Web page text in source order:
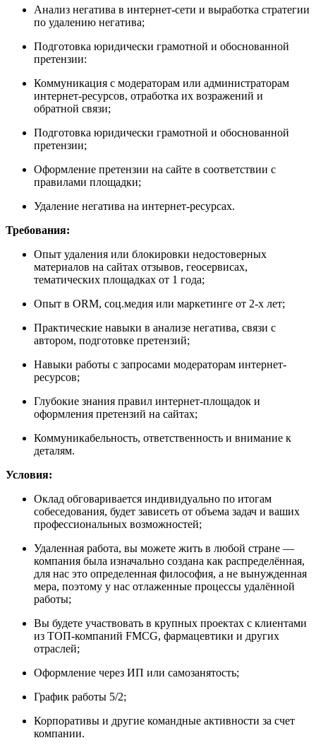
Анализ негатива в интернет-сети и выработка стратегии
по удалению негатива;
Подготовка юридически грамотной и обоснованной
претензии:
Коммуникация с модераторам или администраторам
интернет-ресурсов, отработка их возражений и
обратной связи;
Подготовка юридически грамотной и обоснованной
претензии;
Оформление претензии на сайте в соответствии с
правилами площадки;
Удаление негатива на интернет-ресурсах.
Требования:
Опыт удаления или блокировки недостоверных
материалов на сайтах отзывов, геосервисах,
тематических площадках от 1 года;
Опыт в ORM, соц.медия или маркетинге от 2-х лет;
Практические навыки в анализе негатива, связи с
автором, подготовке претензий;
Навыки работы с запросами модераторам интернет-
ресурсов;
Глубокие знания правил интернет-площадок и
оформления претензий на сайтах;
Коммуникабельность, ответственность и внимание к
деталям.
Условия:
Оклад обговаривается индивидуально по итогам
собеседования, будет зависеть от объема задач и ваших
профессиональных возможностей;
Удаленная работа, вы можете жить в любой стране —
компания была изначально создана как распределённая,
для нас это определенная философия, а не вынужденная
мера, поэтому у нас отлаженные процессы удалённой
работы;
Вы будете участвовать в крупных проектах с клиентами
из ТОП-компаний FMCG, фармацевтики и других
отраслей;
Оформление через ИП или самозанятость;
График работы 5/2;
Корпоративы и другие командные активности за счет
компании.